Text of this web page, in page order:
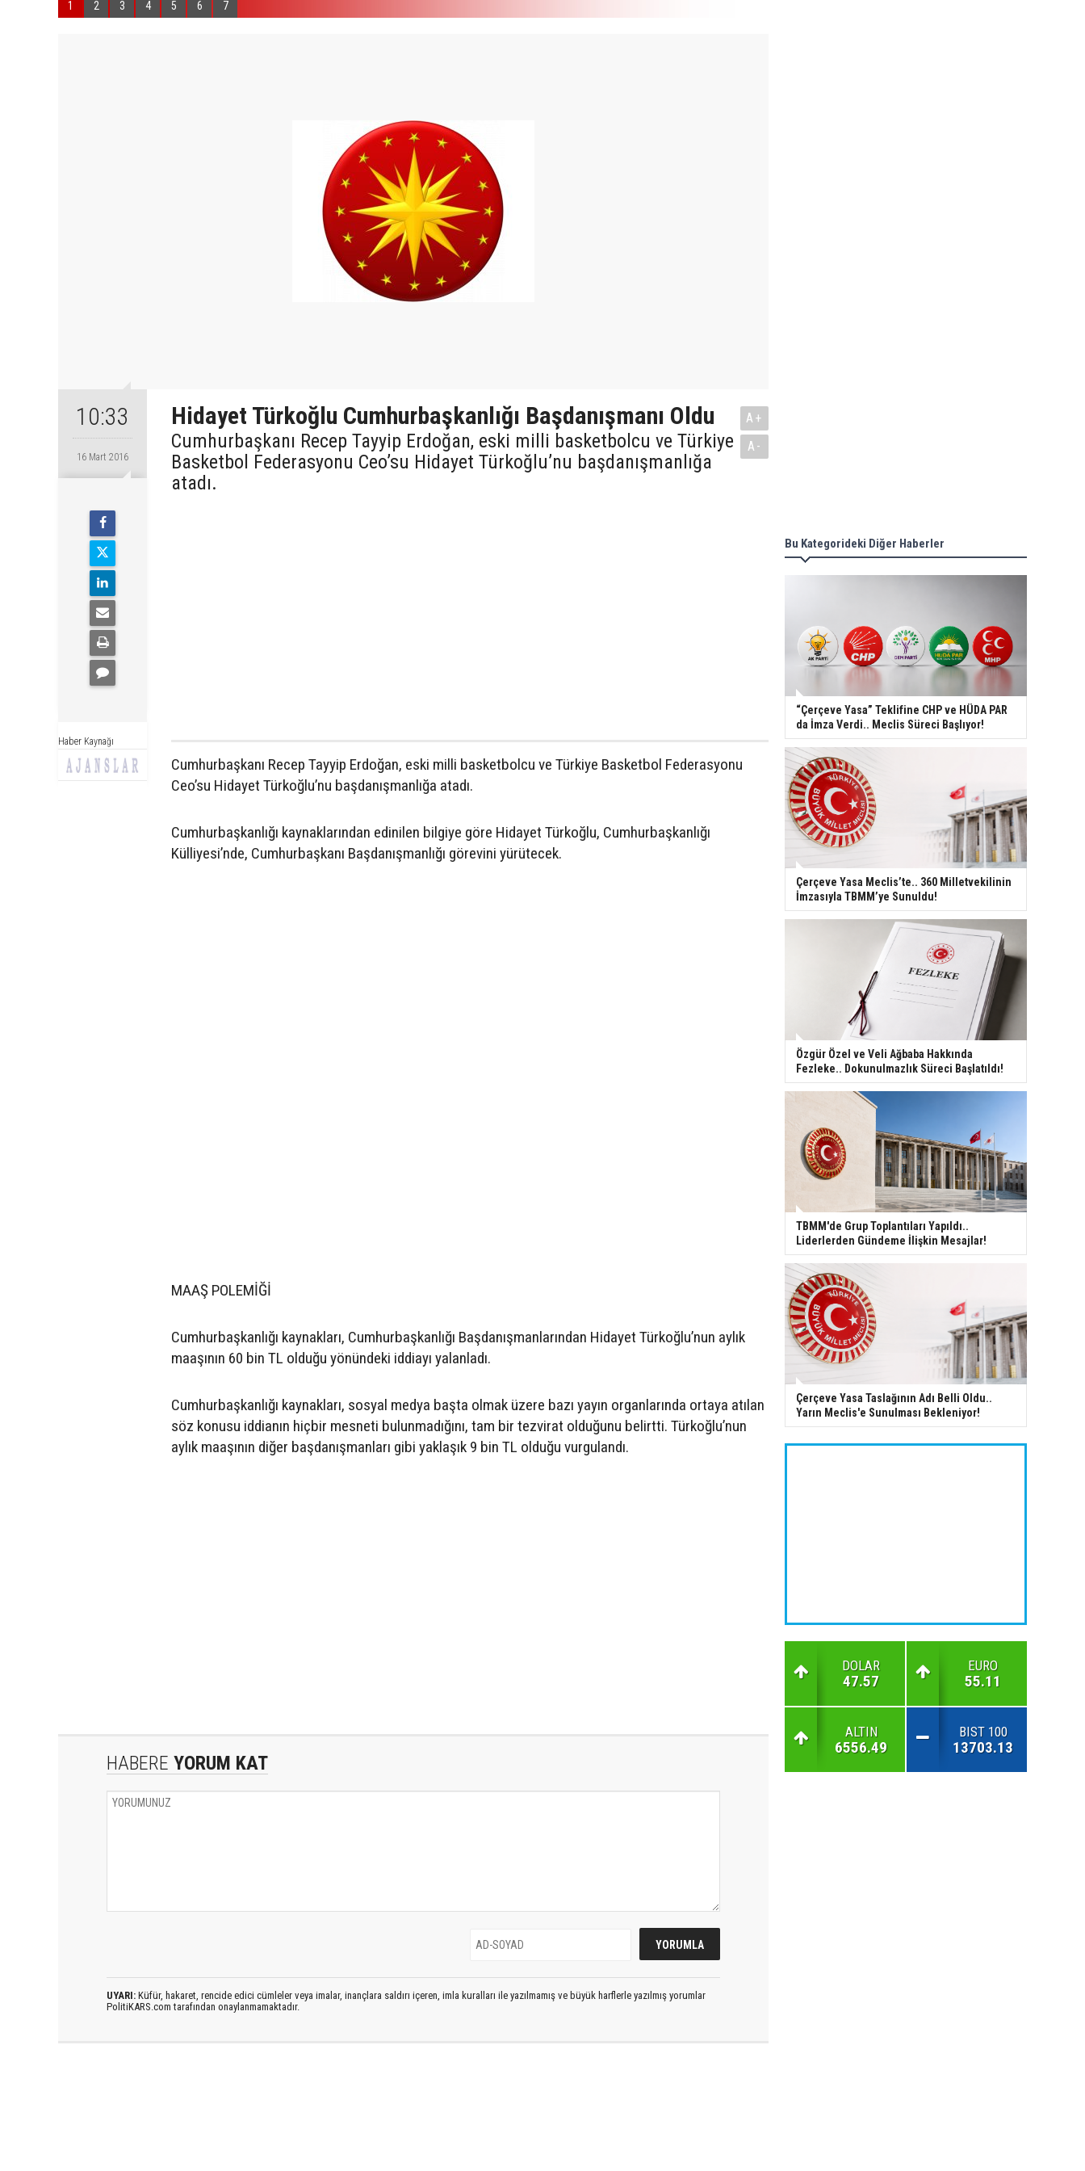
1 2 3 4 5 6 7
10:33
16 Mart 2016
Haber Kaynağı
Hidayet Türkoğlu Cumhurbaşkanlığı Başdanışmanı Oldu
Cumhurbaşkanı Recep Tayyip Erdoğan, eski milli basketbolcu ve Türkiye
Basketbol Federasyonu Ceo’su Hidayet Türkoğlu’nu başdanışmanlığa
atadı.
A+
A-
Cumhurbaşkanı Recep Tayyip Erdoğan, eski milli basketbolcu ve Türkiye Basketbol Federasyonu
Ceo’su Hidayet Türkoğlu’nu başdanışmanlığa atadı.
Cumhurbaşkanlığı kaynaklarından edinilen bilgiye göre Hidayet Türkoğlu, Cumhurbaşkanlığı
Külliyesi’nde, Cumhurbaşkanı Başdanışmanlığı görevini yürütecek.
MAAŞ POLEMİĞİ
Cumhurbaşkanlığı kaynakları, Cumhurbaşkanlığı Başdanışmanlarından Hidayet Türkoğlu’nun aylık
maaşının 60 bin TL olduğu yönündeki iddiayı yalanladı.
Cumhurbaşkanlığı kaynakları, sosyal medya başta olmak üzere bazı yayın organlarında ortaya atılan
söz konusu iddianın hiçbir mesneti bulunmadığını, tam bir tezvirat olduğunu belirtti. Türkoğlu’nun
aylık maaşının diğer başdanışmanları gibi yaklaşık 9 bin TL olduğu vurgulandı.
HABERE YORUM KAT
UYARI: Küfür, hakaret, rencide edici cümleler veya imalar, inançlara saldırı içeren, imla kuralları ile yazılmamış ve büyük harflerle yazılmış yorumlar
PolitiKARS.com tarafından onaylanmamaktadır.
Bu Kategorideki Diğer Haberler
“Çerçeve Yasa” Teklifine CHP ve HÜDA PAR
da İmza Verdi.. Meclis Süreci Başlıyor!
Çerçeve Yasa Meclis’te.. 360 Milletvekilinin
İmzasıyla TBMM’ye Sunuldu!
Özgür Özel ve Veli Ağbaba Hakkında
Fezleke.. Dokunulmazlık Süreci Başlatıldı!
TBMM'de Grup Toplantıları Yapıldı..
Liderlerden Gündeme İlişkin Mesajlar!
Çerçeve Yasa Taslağının Adı Belli Oldu..
Yarın Meclis'e Sunulması Bekleniyor!
DOLAR
47.57
EURO
55.11
ALTIN
6556.49
BIST 100
13703.13